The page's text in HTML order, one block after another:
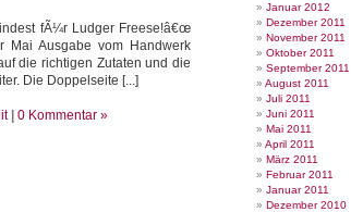
fÃ¼r Ludger Freese!â€œ
Ausgabe vom Handwerk
die richtigen Zutaten und die
Die Doppelseite [...]
0 Kommentar »
Januar 2012
Dezember 2011
November 2011
Oktober 2011
September 2011
August 2011
Juli 2011
Juni 2011
Mai 2011
April 2011
März 2011
Februar 2011
Januar 2011
Dezember 2010